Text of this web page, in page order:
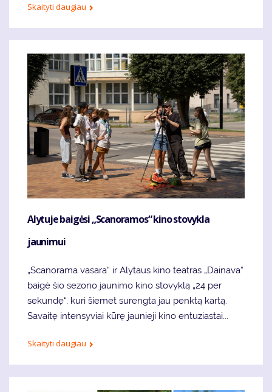
Skaityti daugiau
Alytuje baigėsi „Scanoramos“ kino stovykla
jaunimui
„Scanorama vasara“ ir Alytaus kino teatras „Dainava“
baigė šio sezono jaunimo kino stovyklą „24 per
sekundę“, kuri šiemet surengta jau penktą kartą.
Savaitę intensyviai kūrę jaunieji kino entuziastai...
Skaityti daugiau